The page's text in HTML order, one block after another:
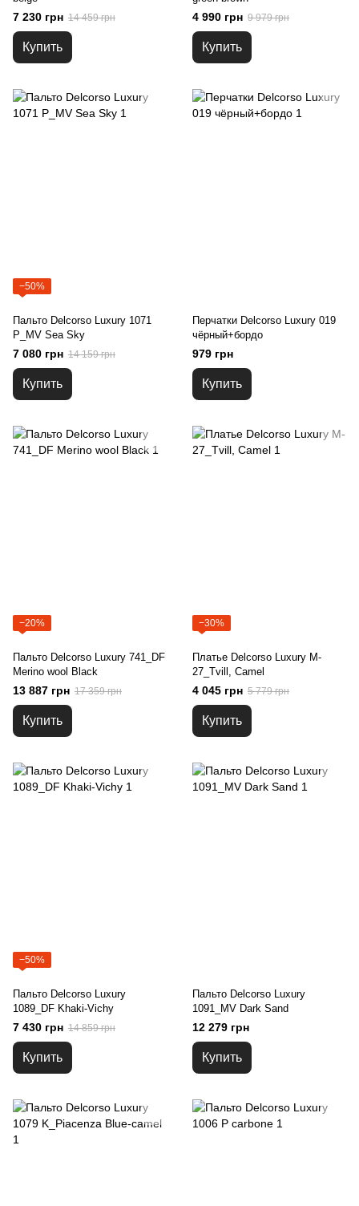
7 230 грн 14 459 грн
Купить
4 990 грн 9 979 грн
Купить
−50%
Пальто Delcorso Luxury 1071
P_MV Sea Sky
7 080 грн 14 159 грн
Купить
Перчатки Delcorso Luxury 019
чёрный+бордо
979 грн
Купить
−20%
Пальто Delcorso Luxury 741_DF
Merino wool Black
13 887 грн 17 359 грн
Купить
−30%
Платье Delcorso Luxury M-
27_Tvill, Camel
4 045 грн 5 779 грн
Купить
−50%
Пальто Delcorso Luxury
1089_DF Khaki-Vichy
7 430 грн 14 859 грн
Купить
Пальто Delcorso Luxury
1091_MV Dark Sand
12 279 грн
Купить